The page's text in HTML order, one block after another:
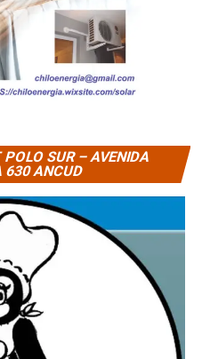
SUR – AVENIDA
630 ANCUD